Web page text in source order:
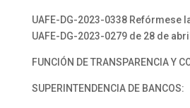
UAFE-DG-2023-0338 Refórmese
UAFE-DG-2023-0279 de 28 de
FUNCIÓN DE TRANSPARENCIA Y
SUPERINTENDENCIA DE BANCOS: